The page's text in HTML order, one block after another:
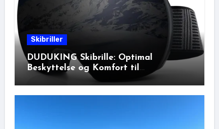
Skibriller
DUDUKING Skibrille: Optimal
Beskyttelse og Komfort til
Vinteraktiviteter